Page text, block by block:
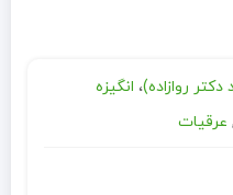
روازاده)، انگیزه
, عرقیات